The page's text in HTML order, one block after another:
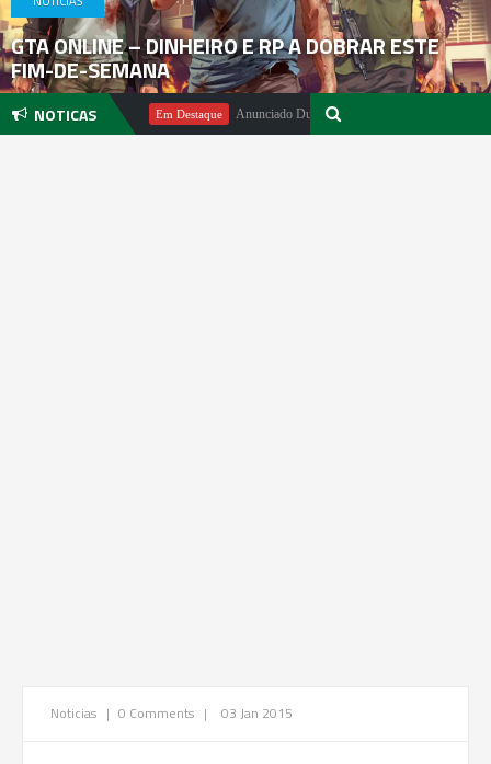
GTA ONLINE – DINHEIRO E RP A DOBRAR ESTE
FIM-DE-SEMANA
NOTICAS
Pachter Em Destaque Anunciado DualSense The Last of Us Limited Edition
Noticias | 0 Comments | 03 Jan 2015